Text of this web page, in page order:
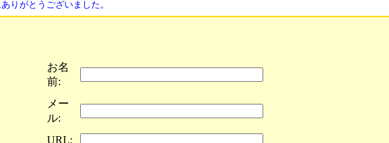
お名
前:
メー
ル:
URL: